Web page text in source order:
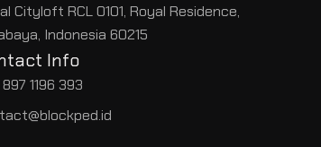
Cityloft RCL 0101, Royal Residence,
Indonesia 60215
Info
1196 393